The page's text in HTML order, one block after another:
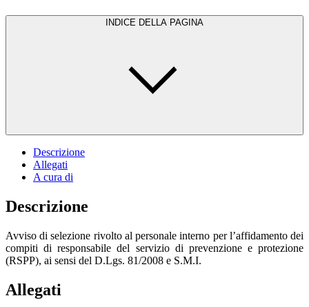
INDICE DELLA PAGINA
Descrizione
Allegati
A cura di
Descrizione
Avviso di selezione rivolto al personale interno per l’affidamento dei
compiti di responsabile del servizio di prevenzione e protezione
(RSPP), ai sensi del D.Lgs. 81/2008 e S.M.I.
Allegati